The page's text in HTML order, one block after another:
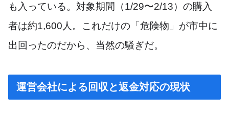
も入っている。対象期間（1/29〜2/13）の購入
者は約1,600人。これだけの「危険物」が市中に
出回ったのだから、当然の騒ぎだ。
運営会社による回収と返金対応の現状